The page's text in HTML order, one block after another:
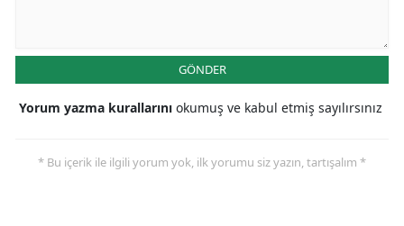
GÖNDER
Yorum yazma kurallarını okumuş ve kabul etmiş sayılırsınız
* Bu içerik ile ilgili yorum yok, ilk yorumu siz yazın, tartışalım *